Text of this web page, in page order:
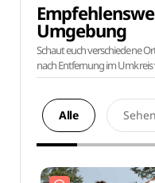
Umgebung
Schaut euch verschiedene
nach Entfernung im
Alle